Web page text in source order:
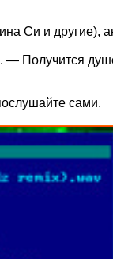
Си и
Получится
сами.